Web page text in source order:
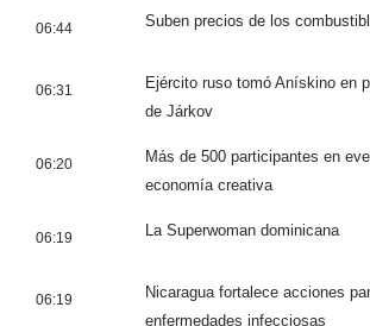
06:44 Suben precios de los
06:31
Ejército ruso tomó Anískino en
de Járkov
06:20
Más de 500 participantes en
economía creativa
06:19 La Superwoman dominicana
06:19
Nicaragua fortalece acciones
enfermedades infecciosas